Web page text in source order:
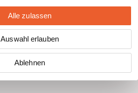
Alle zulassen
Auswahl erlauben
Ablehnen